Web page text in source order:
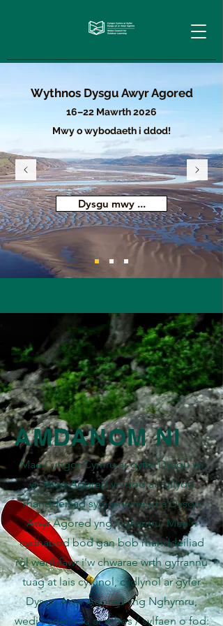
Wythnos Dysgu Awyr Agored
16–22 Mawrth 2026
Mwy o wybodaeth i ddod!
Dysgu mwy ...
AMDANOM NI
Mae Cyngor Cymru ar gyfer Dysgu yn
yr Awyr Agored yn dod ati gilydd
rhanddeiliad sy'n ymwneud â Dysgu
Awyr Agored yng Nghymru. Mae'n
cydnabod bod gan bob rhanddeiliad
rôl werthfawr i'w chwarae wrth gyfrannu
tuag at lais cyfunol, cydlynol ar gyfer
Dysgu Awyr Agored yng Nghymru,
wedi'i adeiladu ar ethos / sylfaen o fod: